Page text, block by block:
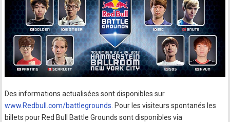
Des informations actualisées sont disponibles sur
www.Redbull.com/battlegrounds . Pour les visiteurs spontanés les
billets pour Red Bull Battle Grounds sont disponibles via